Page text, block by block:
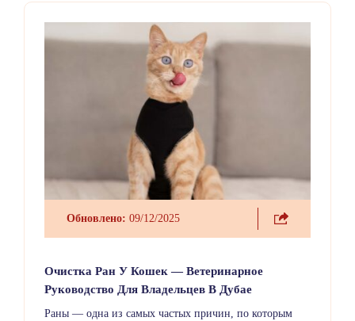
Обновлено: 09/12/2025
Очистка Ран У Кошек — Ветеринарное
Руководство Для Владельцев В Дубае
Раны — одна из самых частых причин, по которым